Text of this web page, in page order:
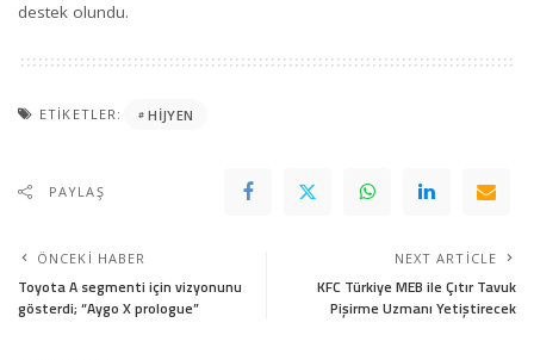
destek olundu.
ETIKETLER: HIJYEN
PAYLAŞ
ÖNCEKI HABER
Toyota A segmenti için vizyonunu
gösterdi; “Aygo X prologue”
NEXT ARTICLE
KFC Türkiye MEB ile Çıtır Tavuk
Pişirme Uzmanı Yetiştirecek